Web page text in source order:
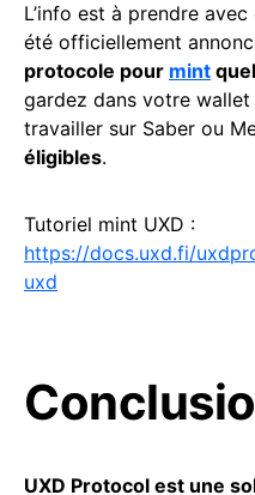
L’info est à prendre
été officiellement
protocole pour mint
gardez dans votre
travailler sur Saber ou
éligibles.
Tutoriel mint UXD :
https://docs.uxd.fi/
uxd
UXD Protocol est une